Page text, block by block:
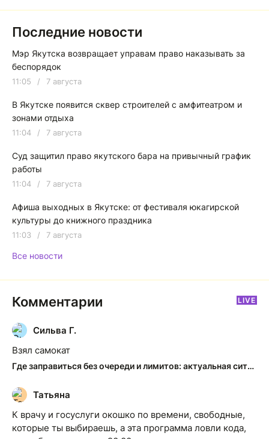
Последние новости
Мэр Якутска возвращает управам право наказывать за
беспорядок
11:05 / 7 августа
В Якутске появится сквер строителей с амфитеатром и
зонами отдыха
11:04 / 7 августа
Суд защитил право якутского бара на привычный график
работы
11:04 / 7 августа
Афиша выходных в Якутске: от фестиваля юкагирской
культуры до книжного праздника
11:03 / 7 августа
Все новости
Комментарии LIVE
С
Сильва Г.
Взял самокат
Где заправиться без очереди и лимитов: актуальная ситуация на АЗС Якутска
Т
Татьяна
К врачу и госуслуги окошко по времени, свободные,
которые ты выбираешь, а эта программа ловли кода,